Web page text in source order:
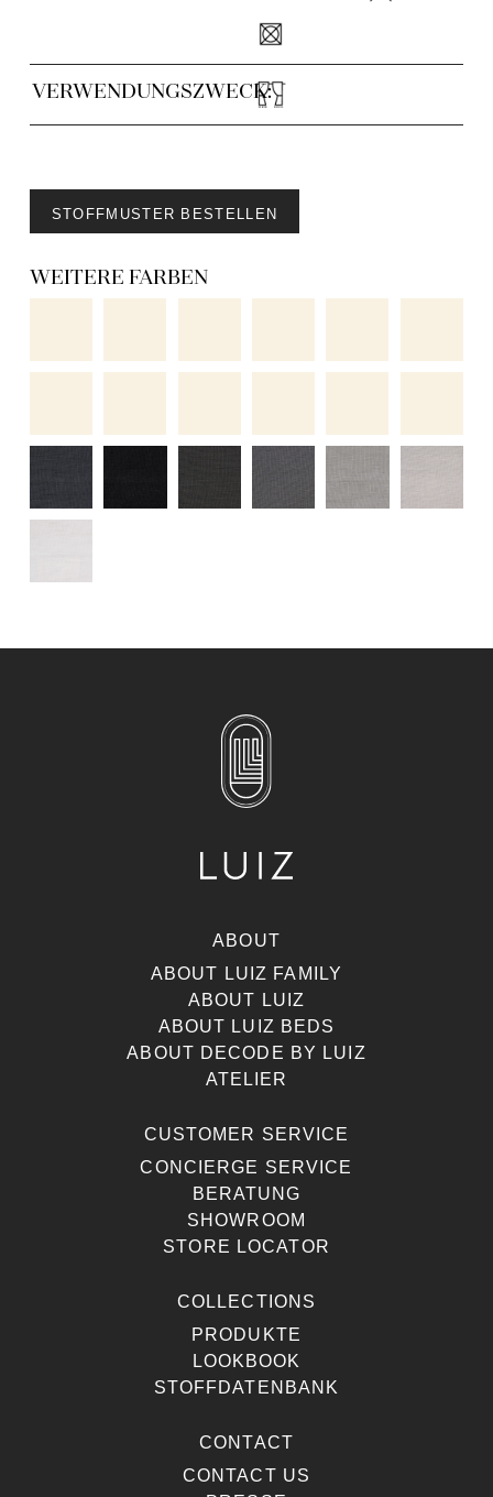
VERWENDUNGSZWECK:
STOFFMUSTER BESTELLEN
WEITERE FARBEN
ABOUT
ABOUT LUIZ FAMILY
ABOUT LUIZ
ABOUT LUIZ BEDS
ABOUT DECODE BY LUIZ
ATELIER
CUSTOMER SERVICE
CONCIERGE SERVICE
BERATUNG
SHOWROOM
STORE LOCATOR
COLLECTIONS
PRODUKTE
LOOKBOOK
STOFFDATENBANK
CONTACT
CONTACT US